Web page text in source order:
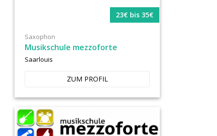
23€ bis 35€
Saxophon
Musikschule mezzoforte
Saarlouis
ZUM PROFIL